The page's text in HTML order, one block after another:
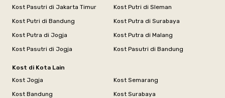
Kost Pasutri di Jakarta Timur
Kost Putri di Sleman
Kost Putri di Bandung
Kost Putra di Surabaya
Kost Putra di Jogja
Kost Putra di Malang
Kost Pasutri di Jogja
Kost Pasutri di Bandung
Kost di Kota Lain
Kost Jogja
Kost Semarang
Kost Bandung
Kost Surabaya